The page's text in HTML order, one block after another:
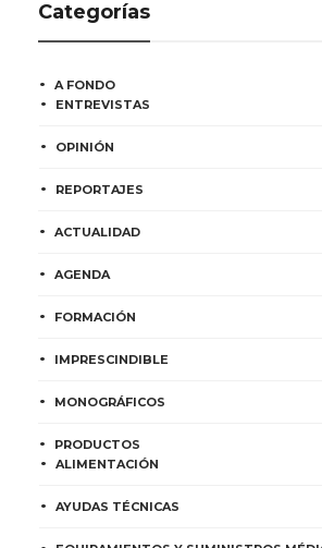
Categorías
A FONDO
ENTREVISTAS
OPINIÓN
REPORTAJES
ACTUALIDAD
AGENDA
FORMACIÓN
IMPRESCINDIBLE
MONOGRÁFICOS
PRODUCTOS
ALIMENTACIÓN
AYUDAS TÉCNICAS